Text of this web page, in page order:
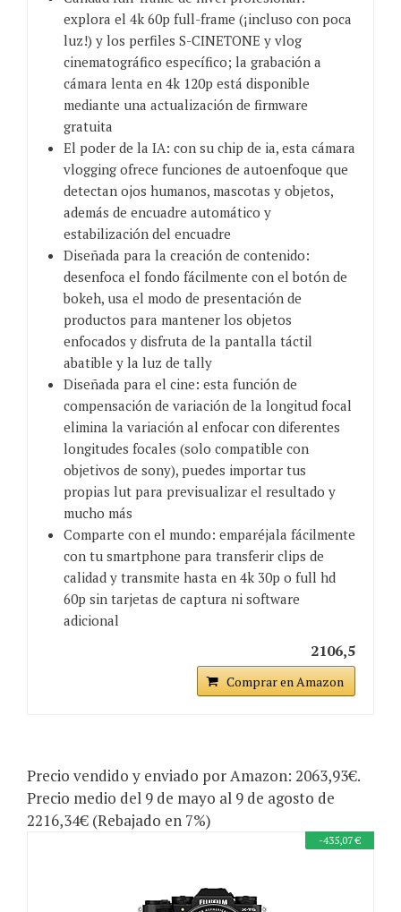
explora el 4k 60p full-frame (¡incluso con poca
luz!) y los perfiles S-CINETONE y vlog
cinematográfico específico; la grabación a
cámara lenta en 4k 120p está disponible
mediante una actualización de firmware
gratuita
El poder de la IA: con su chip de ia, esta cámara
vlogging ofrece funciones de autoenfoque que
detectan ojos humanos, mascotas y objetos,
además de encuadre automático y
estabilización del encuadre
Diseñada para la creación de contenido:
desenfoca el fondo fácilmente con el botón de
bokeh, usa el modo de presentación de
productos para mantener los objetos
enfocados y disfruta de la pantalla táctil
abatible y la luz de tally
Diseñada para el cine: esta función de
compensación de variación de la longitud focal
elimina la variación al enfocar con diferentes
longitudes focales (solo compatible con
objetivos de sony), puedes importar tus
propias lut para previsualizar el resultado y
mucho más
Comparte con el mundo: emparéjala fácilmente
con tu smartphone para transferir clips de
calidad y transmite hasta en 4k 30p o full hd
60p sin tarjetas de captura ni software
adicional
2106,5
Comprar en Amazon
Precio vendido y enviado por Amazon: 2063,93€.
Precio medio del 9 de mayo al 9 de agosto de
2216,34€ (Rebajado en 7%)
-435,07 €